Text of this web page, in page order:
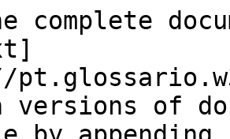
complete
versions of